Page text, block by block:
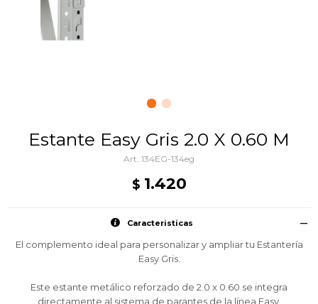
Estante Easy Gris 2.0 X 0.60 M
134EG-134eg
$ 1.420
Caracteristicas
El complemento ideal para personalizar y ampliar tu Estantería
Easy Gris.
Este estante metálico reforzado de 2.0 x 0.60 se integra
directamente al sistema de parantes de la línea Easy,